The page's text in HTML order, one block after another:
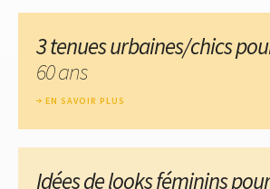
3 tenues urbaines/chics
60 ans
EN SAVOIR PLUS
Idées de looks féminins